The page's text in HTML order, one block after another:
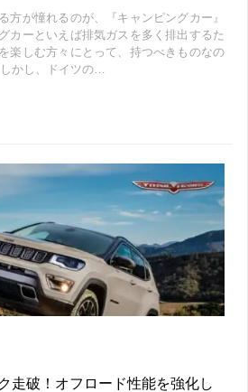
方が憧れるのが、『キャンピングカー』
カーといえば排気ガスを多く排出するた
楽しむ方々にとって、持つべきものなの
かし、ドイツの…
走破！オフロード性能を強化し